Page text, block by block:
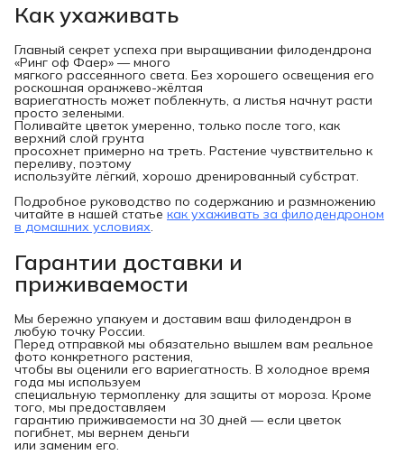
Как ухаживать
Главный секрет успеха при выращивании филодендрона
«Ринг оф Фаер» — много
мягкого рассеянного света. Без хорошего освещения его
роскошная оранжево-жёлтая
вариегатность может поблекнуть, а листья начнут расти
просто зелеными.
Поливайте цветок умеренно, только после того, как
верхний слой грунта
просохнет примерно на треть. Растение чувствительно к
переливу, поэтому
используйте лёгкий, хорошо дренированный субстрат.
Подробное руководство по содержанию и размножению
читайте в нашей статье как ухаживать за филодендроном
в домашних условиях.
Гарантии доставки и
приживаемости
Мы бережно упакуем и доставим ваш филодендрон в
любую точку России.
Перед отправкой мы обязательно вышлем вам реальное
фото конкретного растения,
чтобы вы оценили его вариегатность. В холодное время
года мы используем
специальную термопленку для защиты от мороза. Кроме
того, мы предоставляем
гарантию приживаемости на 30 дней — если цветок
погибнет, мы вернем деньги
или заменим его.